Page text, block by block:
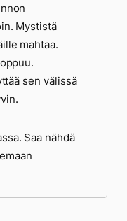
Mystistä
mahtaa.
sen välissä
Saa nähdä